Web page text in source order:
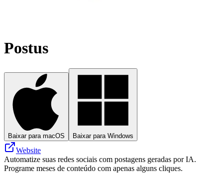
Postus
Baixar para macOS Baixar para Windows
Website
Automatize suas redes sociais com postagens geradas por IA.
Programe meses de conteúdo com apenas alguns cliques.